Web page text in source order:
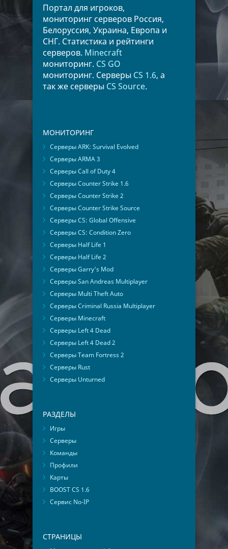
Портал для игроков,
мониторинг серверов Россия,
Белоруссия, Украина, Европа и
СНГ. Статистика и рейтинги
серверов. Minecraft
мониторинг. CS GO
мониторинг. Серверы CS 1.6, а
так же серверы CS Source.
МОНИТОРИНГ
Серверы ARK: Survival Evolved
Серверы ARMA 3
Серверы Call of Duty 4
Серверы Counter Strike 1.6
Серверы Counter Strike 2
Серверы Counter Strike Source
Серверы CS: Global Offensive
Серверы CS: Condition Zero
Серверы Half Life 1
Серверы Half Life 2
Серверы Garry's Mod
Серверы San Andreas Multiplayer
Серверы Multi Theft Auto
Серверы Criminal Russia Multiplayer
Серверы Minecraft
Серверы Left 4 Dead
Серверы Left 4 Dead 2
Серверы Team Fortress 2
Серверы Rust
Серверы Unturned
РАЗДЕЛЫ
Игры
Серверы
Команды
Профили
Карты
BOOST CS 1.6
Сервис No-IP
СТРАНИЦЫ